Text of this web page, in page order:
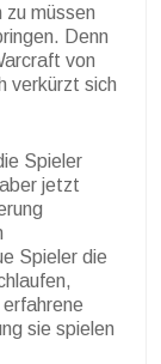
müssen
Denn
von
verkürzt sich
Spieler
jetzt
Spieler die
sie spielen